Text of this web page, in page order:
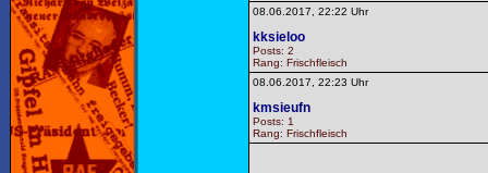
08.06.2017, 22:22 Uhr
kksieloo
Posts: 2
Rang: Frischfleisch
08.06.2017, 22:23 Uhr
kmsieufn
Posts: 1
Rang: Frischfleisch